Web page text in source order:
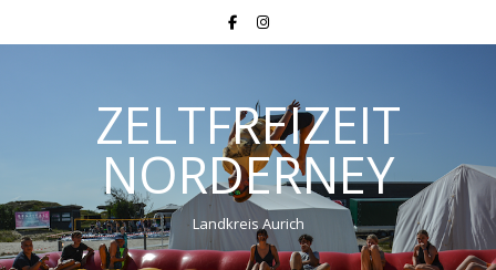
ZELTFREIZEIT
NORDERNEY
Landkreis Aurich